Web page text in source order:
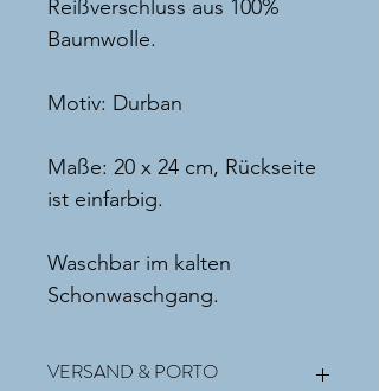
Reißverschluss aus 100%
Baumwolle.
Motiv: Durban
Maße: 20 x 24 cm, Rückseite
ist einfarbig.
Waschbar im kalten
Schonwaschgang.
VERSAND & PORTO